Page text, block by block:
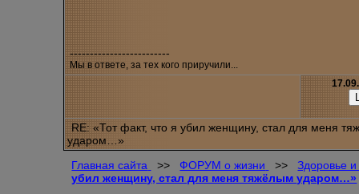
-------------------------
Мы в ответе, за тех кого приручили...
RE: «Тот факт, что я убил женщину, стал для меня
ударом…»
Главная сайта
>> ФОРУМ о жизни >>Здоровье
убил женщину, стал для меня тяжёлым ударом…»